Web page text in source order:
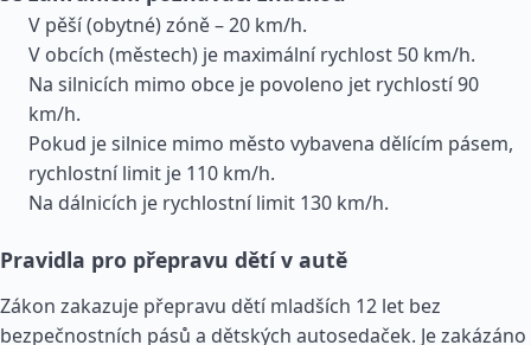
V pěší (obytné) zóně – 20 km/h.
V obcích (městech) je maximální rychlost 50 km/h.
Na silnicích mimo obce je povoleno jet rychlostí 90
km/h.
Pokud je silnice mimo město vybavena dělícím pásem,
rychlostní limit je 110 km/h.
Na dálnicích je rychlostní limit 130 km/h.
Pravidla pro přepravu dětí v autě
Zákon zakazuje přepravu dětí mladších 12 let bez
bezpečnostních pásů a dětských autosedaček. Je zakázáno